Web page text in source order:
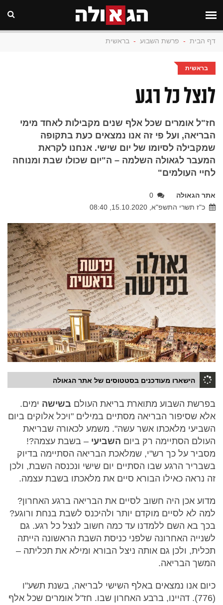
דף הבית - פרשת השבוע - בראשית
בראשית
לנצל כל רגע
חז"ל אומרים שכל אלף שנים מקבילות לאחד מימי
הבריאה, ועל פי זה אנו נמצאים כעת בתקופה
שמקבילה לסיומו של יום שישי. אנחנו לקראת
המעבר לגאולה השלמה – ה"יום שכולו שבת ומנוחה
לחיי העולמים"
אתר הגאולה
0
כ"ז תשרי התשפ"א, 15.10.2020, 08:40
הישארו מעודכנים בסטטוסים של אתר הגאולה
בפרשת השבוע מתוארת בריאת העולם בשישה ימים.
אלא שסיפור הבריאה מסתיים במילים "ויכל אלוקים ביום
השביעי מלאכתו אשר עשה". משמע לכאורה שבריאת
העולם הסתיימה רק ביום השביעי – בשבת עצמה?!
מסביר על כך רש"י, שמלאכת הבריאה הסתיימה בדיוק
בשבריר הרגע שבו הסתיים יום שישי ונכנסה השבת, ולכן
זה נראה כאילו הבורא סיים את מלאכתו בשבת עצמה.
מדוע אכן היה חשוב לסיים את הבריאה ברגע האחרון?
למה לא לסיים מוקדם יותר ולהיכנס לשבת בנחת ורוגע?
בכך בא השם ללמדנו עד כמה חשוב לנצל כל רגע. גם
לשנייה האחרונה שלפני כניסת השבת הראשונה הייתה
תכלית, ולכן גם אותה ניצל הבורא ומילא את תכליתה –
המשך הבריאה.
כיום אנו נמצאים באלף השישי לבריאה, בשנת תשע"ו
(776). דהיינו, ברבע האחרון שבו. חז"ל אומרים שכל אלף